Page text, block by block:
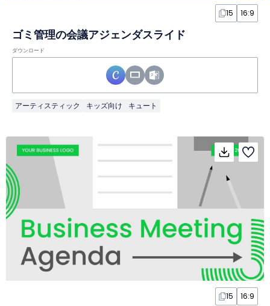
15 16:9
ゴミ管理の会議アジェンダスライド
ダウンロード
アーティスティック キッズ向け キュート
15 16:9